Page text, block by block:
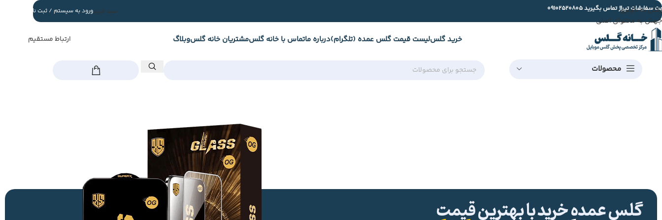
رفتن به ناوبری
جهش به محتوای اصلی
09102520805سفارشات تیراژ تماس بگیرید سبد خریدورود به سیستم / ثبت نام
خرید گلسلیست قیمت گلس عمده (تلگرام)درباره ماتماس با خانه گلسمشتریان خانه گلسوبلاگ ارتباط مستقیم
محصولات
گلس عمده خرید با بهترین قیمت